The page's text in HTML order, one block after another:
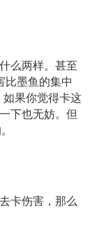
么两样。甚至
比墨鱼的集中
如果你觉得卡这
下也无妨。但
卡伤害，那么